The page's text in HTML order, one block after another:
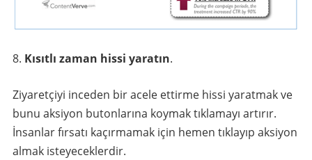
Kısıtlı zaman hissi yaratın.
Ziyaretçiyi inceden bir acele ettirme hissi yaratmak ve
bunu aksiyon butonlarına koymak tıklamayı artırır.
İnsanlar fırsatı kaçırmamak için hemen tıklayıp aksiyon
almak isteyeceklerdir.